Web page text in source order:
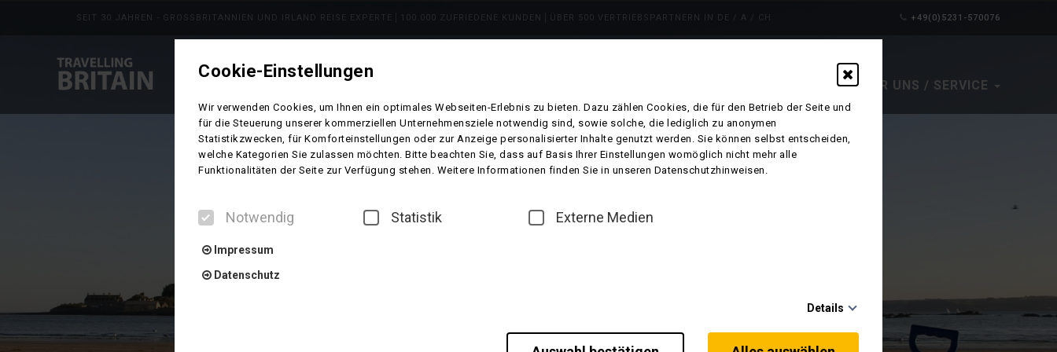
SEIT 30 JAHREN - GROSSBRITANNIEN UND IRLAND REISE EXPERTE 100.000 ZUFRIEDENE KUNDEN ÜBER 500 VERTRIEBSPARTNERN IN DE / A / CH +49(0)5231-570076
REISEARTEN ÜBER UNS / SERVICE
Cookie-Einstellungen
Wir verwenden Cookies, um Ihnen ein optimales Webseiten-Erlebnis zu bieten. Dazu zählen Cookies, die für den Betrieb der Seite und
für die Steuerung unserer kommerziellen Unternehmensziele notwendig sind, sowie solche, die lediglich zu anonymen
Statistikzwecken, für Komforteinstellungen oder zur Anzeige personalisierter Inhalte genutzt werden. Sie können selbst entscheiden,
welche Kategorien Sie zulassen möchten. Bitte beachten Sie, dass auf Basis Ihrer Einstellungen womöglich nicht mehr alle
Funktionalitäten der Seite zur Verfügung stehen. Weitere Informationen finden Sie in unseren Datenschutzhinweisen.
Notwendig Statistik Externe Medien
Impressum
Datenschutz
Details